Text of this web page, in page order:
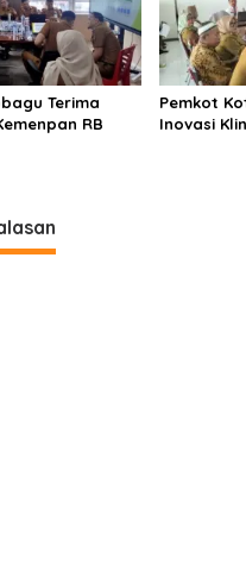
Terima
RB
Pemkot
Inovasi